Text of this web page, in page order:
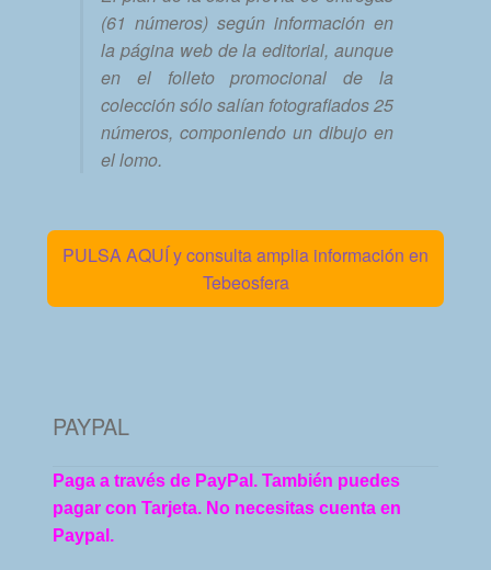
(61 números) según información en
la página web de la editorial, aunque
en el folleto promocional de la
colección sólo salían fotografiados 25
números, componiendo un dibujo en
el lomo.
PULSA AQUÍ y consulta amplia información en
Tebeosfera
PAYPAL
Paga a través de PayPal. También puedes
pagar con Tarjeta. No necesitas cuenta en
Paypal.